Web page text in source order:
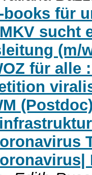
für
sucht
(m/
für alle